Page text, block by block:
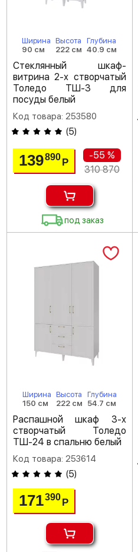
Ширина
90 см
Высота
222 см
Глубина
40.9 см
Стеклянный шкаф-
витрина 2-х створчатый
Толедо ТШ-3 для
посуды белый
Код товара: 253580
(5)
139890Р
-55 %
310 870
под заказ
Ширина
150 см
Высота
222 см
Глубина
54.7 см
Распашной шкаф 3-х
створчатый Толедо
ТШ-24 в спальню белый
Код товара: 253614
(5)
171390Р